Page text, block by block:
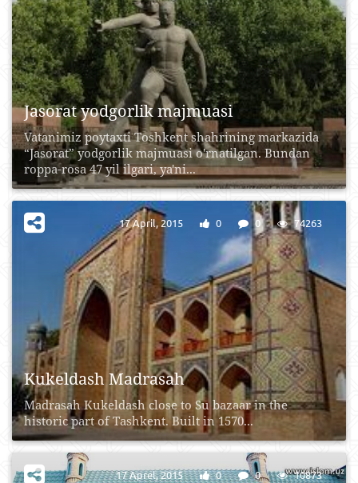
Jasorat yodgorlik majmuasi
Vatanimiz poytaxti Toshkent shahrining markazida
“Jasorat” yodgorlik majmuasi o'rnatilgan. Bundan
roppa-rosa 47 yil ilgari, ya'ni...
Kukeldash Madrasah
Madrasah Kukeldash close to Su bazaar in the
historic part of Tashkent. Built in 1570...
17 April, 2015 0 0 74263
17 Aprel, 2015 0 0 10873